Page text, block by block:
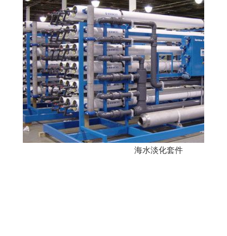
海水淡化套件